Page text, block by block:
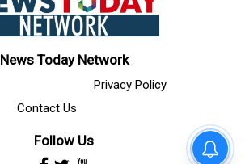
News Today Network
Privacy Policy
Contact Us
Follow Us